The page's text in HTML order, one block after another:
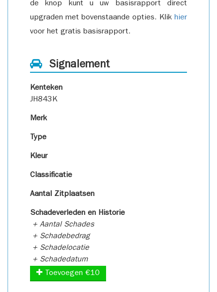
de knop kunt u uw basisrapport direct
upgraden met bovenstaande opties. Klik hier
voor het gratis basisrapport.
Signalement
Kenteken
JH843K
Merk
Type
Kleur
Classificatie
Aantal Zitplaatsen
Schadeverleden en Historie
+ Aantal Schades
+ Schadebedrag
+ Schadelocatie
+ Schadedatum
Toevoegen €10